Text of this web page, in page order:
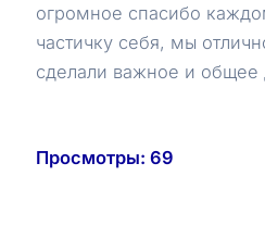
огромное спасибо
частичку себя, мы
сделали важное и общее
Просмотры: 69